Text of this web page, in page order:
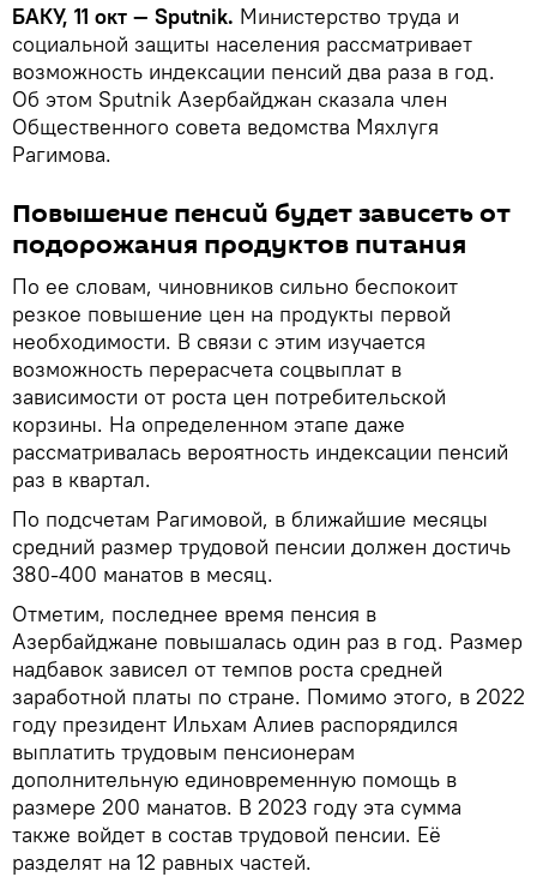
БАКУ, 11 окт — Sputnik. Министерство труда и
социальной защиты населения рассматривает
возможность индексации пенсий два раза в год.
Об этом Sputnik Азербайджан сказала член
Общественного совета ведомства Мяхлугя
Рагимова.
Повышение пенсий будет зависеть от
подорожания продуктов питания
По ее словам, чиновников сильно беспокоит
резкое повышение цен на продукты первой
необходимости. В связи с этим изучается
возможность перерасчета соцвыплат в
зависимости от роста цен потребительской
корзины. На определенном этапе даже
рассматривалась вероятность индексации пенсий
раз в квартал.
По подсчетам Рагимовой, в ближайшие месяцы
средний размер трудовой пенсии должен достичь
380-400 манатов в месяц.
Отметим, последнее время пенсия в
Азербайджане повышалась один раз в год. Размер
надбавок зависел от темпов роста средней
заработной платы по стране. Помимо этого, в 2022
году президент Ильхам Алиев распорядился
выплатить трудовым пенсионерам
дополнительную единовременную помощь в
размере 200 манатов. В 2023 году эта сумма
также войдет в состав трудовой пенсии. Её
разделят на 12 равных частей.